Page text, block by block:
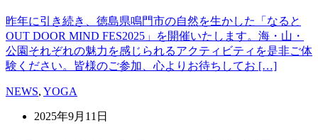
昨年に引き続き、徳島県鳴門市の自然を生かした「なると
OUT DOOR MIND FES2025」を開催いたします。海・山・
公園それぞれの魅力を感じられるアクティビティを是非ご体
験ください。皆様のご参加、心よりお待ちしてお […]
NEWS, YOGA
2025年9月11日